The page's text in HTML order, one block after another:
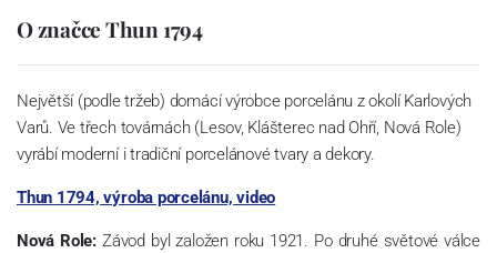
O značce Thun 1794
Největší (podle tržeb) domácí výrobce porcelánu z okolí Karlových
Varů. Ve třech továrnách (Lesov, Klášterec nad Ohří, Nová Role)
vyrábí moderní i tradiční porcelánové tvary a dekory.
Thun 1794, výroba porcelánu, video
Nová Role: Závod byl založen roku 1921. Po druhé světové válce